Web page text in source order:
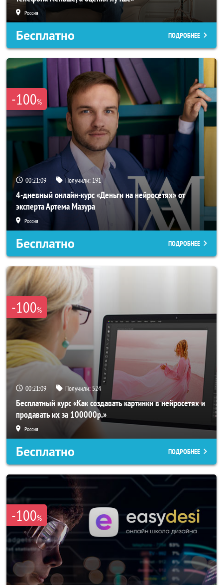
Россия
Бесплатно ПОДРОБНЕЕ
-100%
00:21:06 Получили: 191
4-дневный онлайн-курс «Деньги на нейросетях» от
эксперта Артема Мазура
Россия
Бесплатно ПОДРОБНЕЕ
-100%
00:21:06 Получили: 524
Бесплатный курс «Как создавать картинки в нейросетях и
продавать их за 100000р.»
Россия
Бесплатно ПОДРОБНЕЕ
-100%